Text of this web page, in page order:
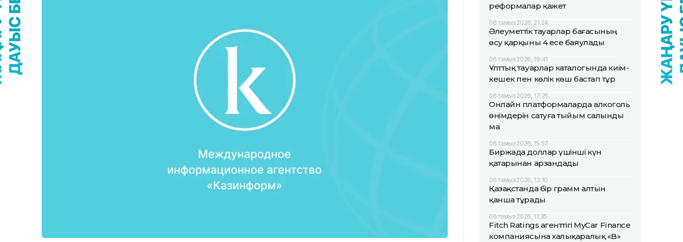
реформалар қажет
06 тамыз 2026, 21:24
Әлеуметтік тауарлар бағасының
өсу қарқыны 4 есе баяулады
06 тамыз 2026, 19:41
Ұлттық тауарлар каталогында киім-
кешек пен көлік көш бастап тұр
06 тамыз 2026, 17:25
Онлайн платформаларда алкоголь
өнімдерін сатуға тыйым салынды
ма
06 тамыз 2026, 15:57
Биржада доллар үшінші күн
қатарынан арзандады
06 тамыз 2026, 13:10
Қазақстанда бір грамм алтын
қанша тұрады
06 тамыз 2026, 11:35
Fitch Ratings агенттігі MyCar Finance
компаниясына халықаралық «B»